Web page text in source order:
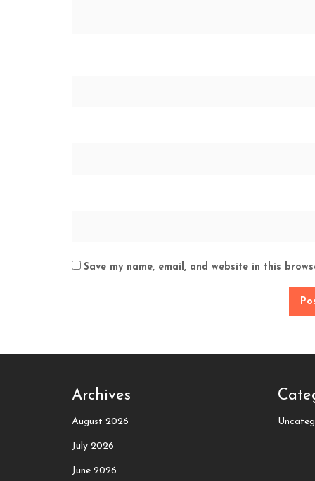
Save my name, email, and website in this
Archives
August 2026
July 2026
June 2026